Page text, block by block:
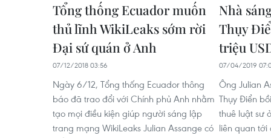
Tổng thống Ecuador muốn
thủ lĩnh WikiLeaks sớm rời
Đại sứ quán ở Anh
07/12/2018 03:56
Ngày 6/12, Tổng thống Ecuador thông
báo đã trao đổi với Chính phủ Anh nhằm
tạo mọi điều kiện giúp người sáng lập
trang mạng WikiLeaks Julian Assange có
Nhà
Thụy
triệu
07/04/2019
Ông Julian
Thụy Điển
thuê luật sư
liên quan tới